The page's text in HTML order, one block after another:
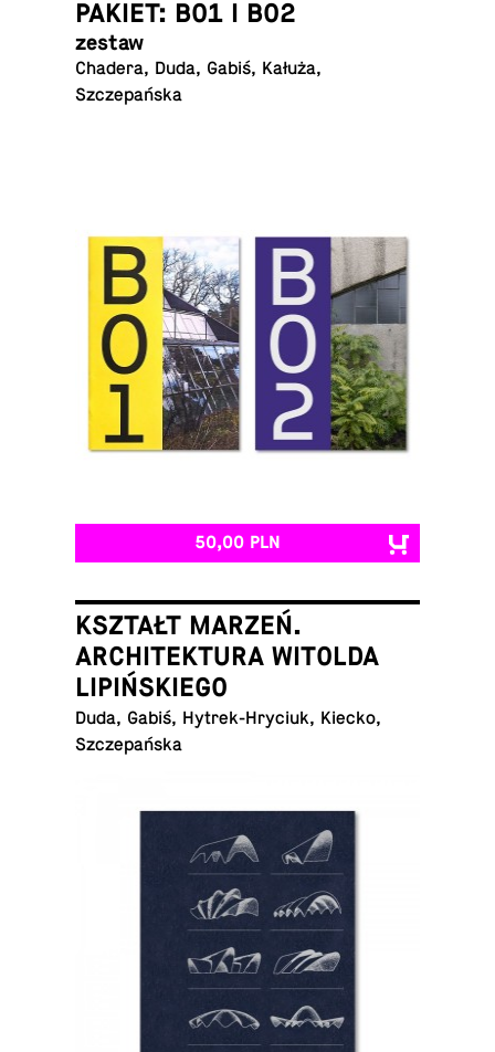
PAKIET: B01 I B02
zestaw
Chadera, Duda, Gabiś, Kałuża,
Szczepańska
50,00 PLN
KSZTAŁT MARZEŃ.
ARCHITEKTURA WITOLDA
LIPIŃSKIEGO
Duda, Gabiś, Hy­trek-Hry­ciuk, Kiecko,
Szczepańska